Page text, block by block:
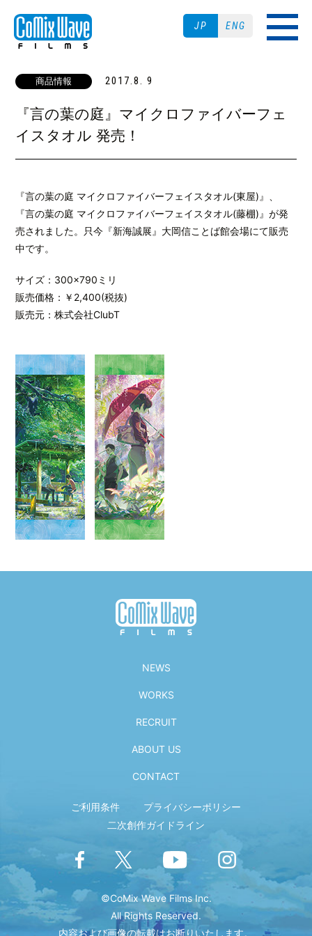
JP ENG
商品情報 2017.8. 9
『言の葉の庭』マイクロファイバーフェ
イスタオル 発売！
『言の葉の庭 マイクロファイバーフェイスタオル(東屋)』、
『言の葉の庭 マイクロファイバーフェイスタオル(藤棚)』が発
売されました。只今『新海誠展』大岡信ことば館会場にて販売
中です。
サイズ：300×790ミリ
販売価格：￥2,400(税抜)
販売元：株式会社ClubT
NEWS
WORKS
RECRUIT
ABOUT US
CONTACT
ご利用条件
プライバシーポリシー
二次創作ガイドライン
©CoMix Wave Films Inc.
All Rights Reserved.
内容および画像の転載はお断りいたします。